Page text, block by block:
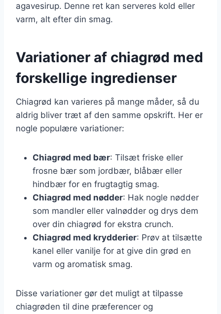
agavesirup. Denne ret kan serveres kold eller
varm, alt efter din smag.
Variationer af chiagrød med
forskellige ingredienser
Chiagrød kan varieres på mange måder, så du
aldrig bliver træt af den samme opskrift. Her er
nogle populære variationer:
Chiagrød med bær: Tilsæt friske eller
frosne bær som jordbær, blåbær eller
hindbær for en frugtagtig smag.
Chiagrød med nødder: Hak nogle nødder
som mandler eller valnødder og drys dem
over din chiagrød for ekstra crunch.
Chiagrød med krydderier: Prøv at tilsætte
kanel eller vanilje for at give din grød en
varm og aromatisk smag.
Disse variationer gør det muligt at tilpasse
chiagrøden til dine præferencer og